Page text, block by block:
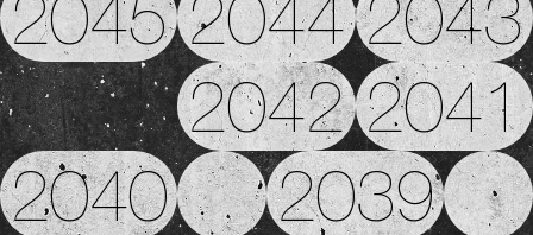
2045 2044 2043
2042 2041
2040
2039